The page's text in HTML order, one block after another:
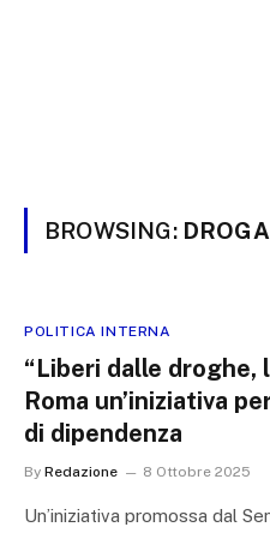
BROWSING: DROGA
POLITICA INTERNA
“Liberi dalle droghe,
Roma un’iniziativa
di dipendenza
By Redazione 8 Ottobre 2025
Un’iniziativa promossa dal